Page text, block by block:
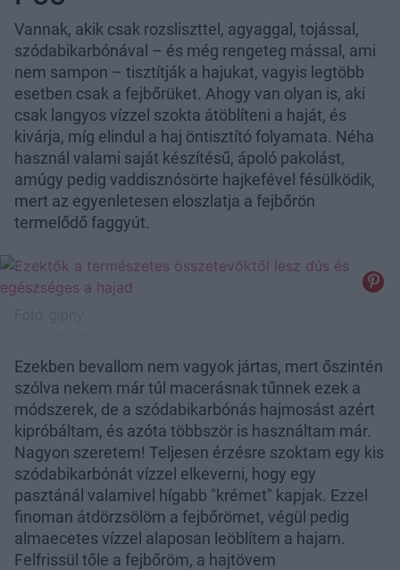
Vannak, akik csak rozsliszttel, agyaggal, tojással,
szódabikarbónával – és még rengeteg mással, ami
nem sampon – tisztítják a hajukat, vagyis legtöbb
esetben csak a fejbőrüket. Ahogy van olyan is, aki
csak langyos vízzel szokta átöblíteni a haját, és
kivárja, míg elindul a haj öntisztító folyamata. Néha
használ valami saját készítésű, ápoló pakolást,
amúgy pedig vaddisznósörte hajkefével fésülködik,
mert az egyenletesen eloszlatja a fejbőrön
termelődő faggyút.
Ezekben bevallom nem vagyok jártas, mert őszintén
szólva nekem már túl macerásnak tűnnek ezek a
módszerek, de a szódabikarbónás hajmosást azért
kipróbáltam, és azóta többször is használtam már.
Nagyon szeretem! Teljesen érzésre szoktam egy kis
szódabikarbónát vízzel elkeverni, hogy egy
pasztánál valamivel hígabb "krémet" kapjak. Ezzel
finoman átdörzsölöm a fejbőrömet, végül pedig
almaecetes vízzel alaposan leöblítem a hajam.
Felfrissül tőle a fejbőröm, a hajtövem